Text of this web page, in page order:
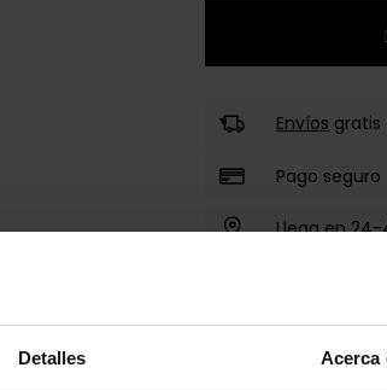
Detalles Acerca
Envíos gratis
Pago seguro
Llega en